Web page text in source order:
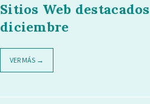
Sitios Web destacados
diciembre
VER MÁS →